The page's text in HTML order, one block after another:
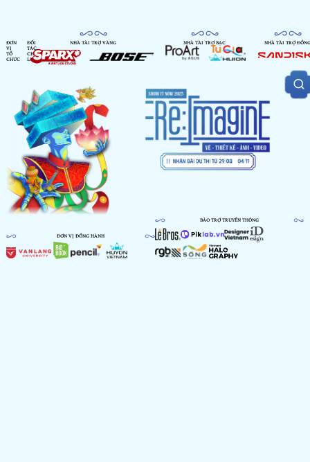
ĐƠN
VỊ
TỔ
CHỨC
ĐỐI
TÁC
CHIẾN
LƯỢC
NHÀ TÀI TRỢ VÀNG NHÀ TÀI TRỢ BẠC NHÀ TÀI TRỢ ĐỒNG
ĐƠN VỊ ĐỒNG HÀNH
BẢO TRỢ TRUYỀN THÔNG